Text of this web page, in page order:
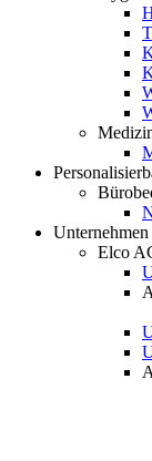
Unternehmen
Elco